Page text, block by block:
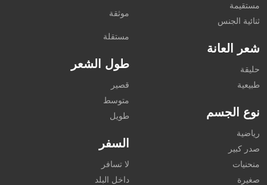
مستقيمة
ثنائية الجنس
شعر العانة
حليقة
طبيعية
نوع الجسم
رياضية
صدر كبير
منحنيات
صغيرة
موثقة
مستقلة
طول الشعر
قصير
متوسط
طويل
السفر
لا تسافر
داخل البلد